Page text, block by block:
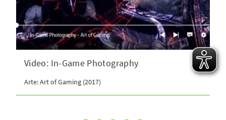
Video: In-Game Photography
Arte: Art of Gaming (2017)